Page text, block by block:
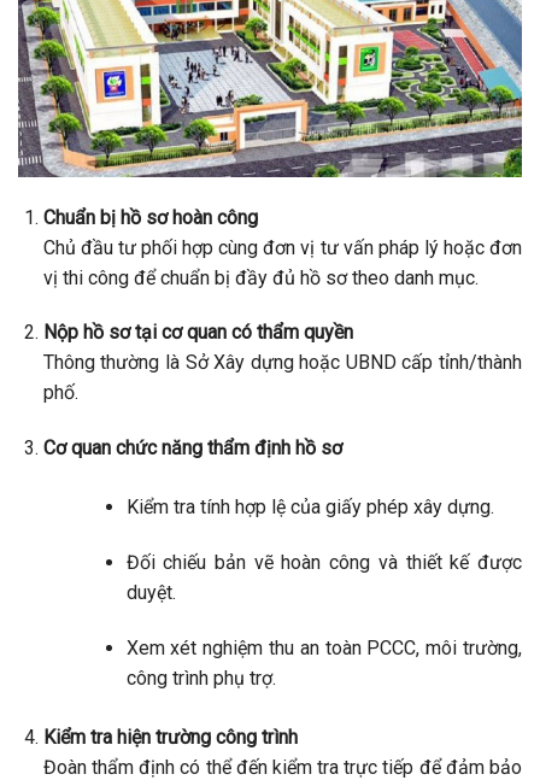
Chuẩn bị hồ sơ hoàn công
Chủ đầu tư phối hợp cùng đơn vị tư vấn pháp lý hoặc đơn
vị thi công để chuẩn bị đầy đủ hồ sơ theo danh mục.
Nộp hồ sơ tại cơ quan có thẩm quyền
Thông thường là Sở Xây dựng hoặc UBND cấp tỉnh/thành
phố.
Cơ quan chức năng thẩm định hồ sơ
Kiểm tra tính hợp lệ của giấy phép xây dựng.
Đối chiếu bản vẽ hoàn công và thiết kế được
duyệt.
Xem xét nghiệm thu an toàn PCCC, môi trường,
công trình phụ trợ.
Kiểm tra hiện trường công trình
Đoàn thẩm định có thể đến kiểm tra trực tiếp để đảm bảo